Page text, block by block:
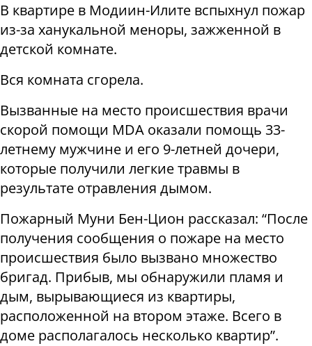
В квартире в Модиин-Илите вспыхнул пожар
из-за ханукальной меноры, зажженной в
детской комнате.
Вся комната сгорела.
Вызванные на место происшествия врачи
скорой помощи MDA оказали помощь 33-
летнему мужчине и его 9-летней дочери,
которые получили легкие травмы в
результате отравления дымом.
Пожарный Муни Бен-Цион рассказал: “После
получения сообщения о пожаре на место
происшествия было вызвано множество
бригад. Прибыв, мы обнаружили пламя и
дым, вырывающиеся из квартиры,
расположенной на втором этаже. Всего в
доме располагалось несколько квартир”.